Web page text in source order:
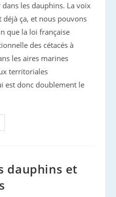
les dauphins. La voix
déjà ça, et nous pouvons
que la loi française
des cétacés à
les aires marines
territoriales
est donc doublement le
dauphins et